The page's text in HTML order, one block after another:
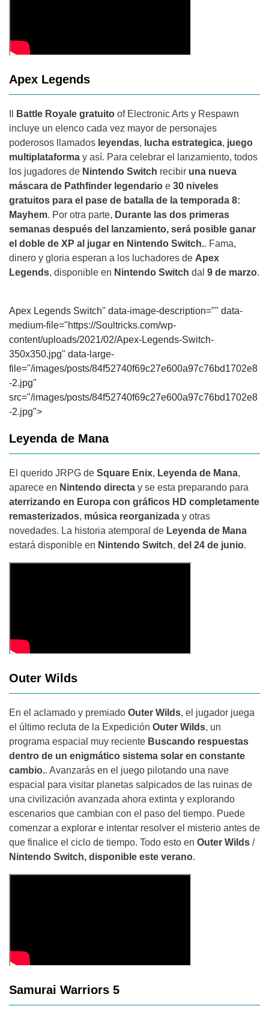
Apex Legends
Battle Royale gratuito of Electronic Arts y Respawn
incluye un elenco cada vez mayor de personajes
poderosos llamados leyendas, lucha estrategica, juego
multiplataforma y así. Para celebrar el lanzamiento, todos
los jugadores de Nintendo Switch recibir una nueva
máscara de Pathfinder legendario e 30 niveles
gratuitos para el pase de batalla de la temporada 8:
Mayhem. Por otra parte, Durante las dos primeras
semanas después del lanzamiento, será posible ganar
el doble de XP al jugar en Nintendo Switch.. Fama,
dinero y gloria esperan a los luchadores de Apex
Legends, disponible en Nintendo Switch dal 9 de marzo.
Apex Legends Switch" data-image-description="" data-
medium-file="https://Soultricks.com/wp-
content/uploads/2021/02/Apex-Legends-Switch-
350x350.jpg" data-large-
file="/images/posts/84f52740f69c27e600a97c76bd1702e8
-2.jpg"
src="/images/posts/84f52740f69c27e600a97c76bd1702e8
-2.jpg">
Leyenda de Mana
El querido JRPG de Square Enix, Leyenda de Mana,
aparece en Nintendo directa y se esta preparando para
aterrizando en Europa con gráficos HD completamente
remasterizados, música reorganizada y otras
novedades. La historia atemporal de Leyenda de Mana
estará disponible en Nintendo Switch, del 24 de junio.
Outer Wilds
En el aclamado y premiado Outer Wilds, el jugador juega
el último recluta de la Expedición Outer Wilds, un
programa espacial muy reciente Buscando respuestas
dentro de un enigmático sistema solar en constante
cambio.. Avanzarás en el juego pilotando una nave
espacial para visitar planetas salpicados de las ruinas de
una civilización avanzada ahora extinta y explorando
escenarios que cambian con el paso del tiempo. Puede
comenzar a explorar e intentar resolver el misterio antes de
que finalice el ciclo de tiempo. Todo esto en Outer Wilds /
Nintendo Switch, disponible este verano.
Samurai Warriors 5